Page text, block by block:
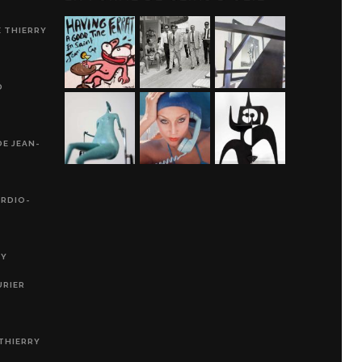
THIERRY
JEAN-